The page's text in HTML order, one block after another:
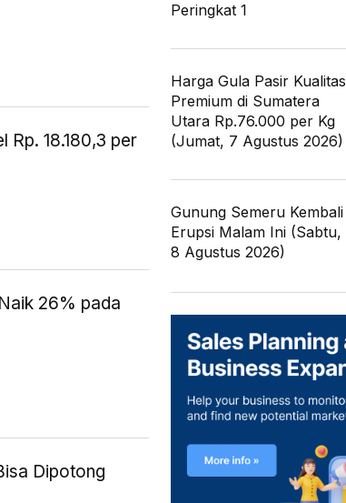
Rp. 18.180,3 per
26% pada
Dipotong
Peringkat 1
Harga Gula Pasir Kualitas
Premium di Sumatera
Utara Rp.76.000 per Kg
(Jumat, 7 Agustus 2026)
Gunung Semeru Kembali
Erupsi Malam Ini (Sabtu,
8 Agustus 2026)